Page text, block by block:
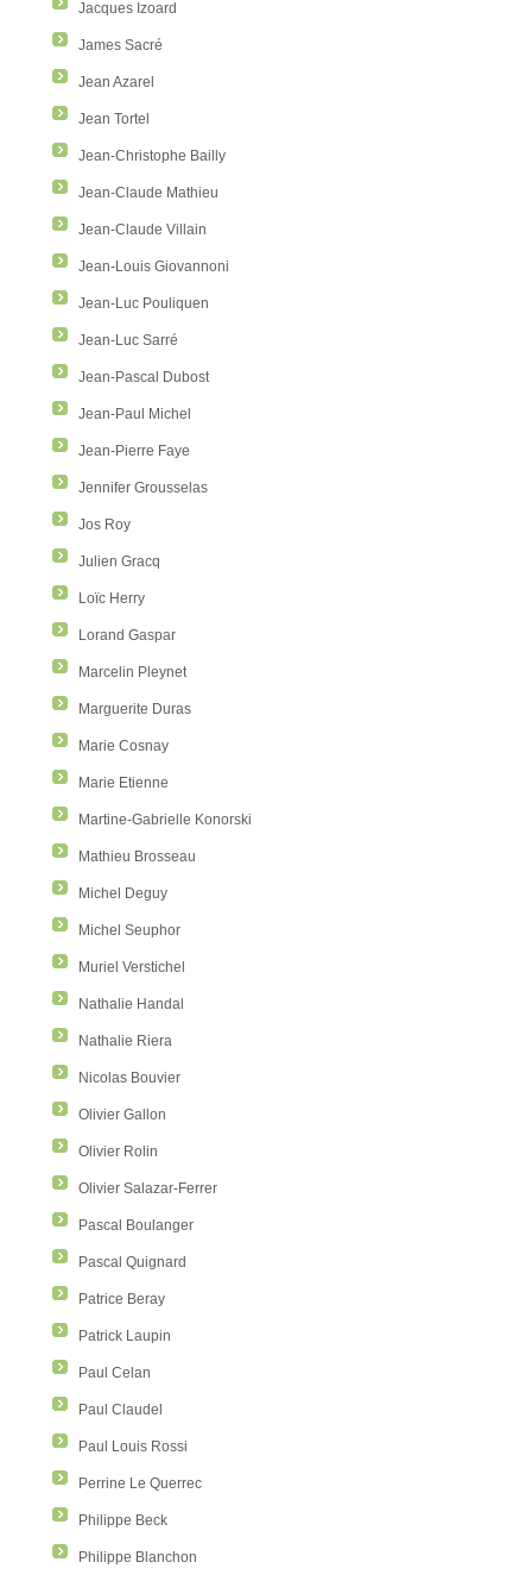
Jacques Izoard
James Sacré
Jean Azarel
Jean Tortel
Jean-Christophe Bailly
Jean-Claude Mathieu
Jean-Claude Villain
Jean-Louis Giovannoni
Jean-Luc Pouliquen
Jean-Luc Sarré
Jean-Pascal Dubost
Jean-Paul Michel
Jean-Pierre Faye
Jennifer Grousselas
Jos Roy
Julien Gracq
Loïc Herry
Lorand Gaspar
Marcelin Pleynet
Marguerite Duras
Marie Cosnay
Marie Etienne
Martine-Gabrielle Konorski
Mathieu Brosseau
Michel Deguy
Michel Seuphor
Muriel Verstichel
Nathalie Handal
Nathalie Riera
Nicolas Bouvier
Olivier Gallon
Olivier Rolin
Olivier Salazar-Ferrer
Pascal Boulanger
Pascal Quignard
Patrice Beray
Patrick Laupin
Paul Celan
Paul Claudel
Paul Louis Rossi
Perrine Le Querrec
Philippe Beck
Philippe Blanchon